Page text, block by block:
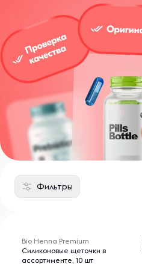
Фильтры
Bio Henna Premium
Силиконовые щеточки в
ассортименте, 10 шт